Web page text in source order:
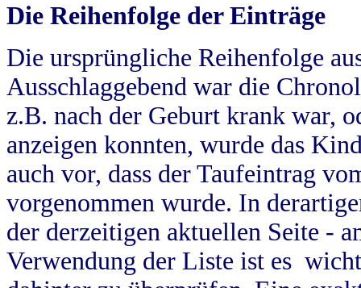
Die Reihenfolge der Einträge
Die ursprüngliche Reihenfolge
Ausschlaggebend war die
z.B. nach der Geburt krank war,
anzeigen konnten, wurde das
auch vor, dass der Taufeintrag
vorgenommen wurde. In
der derzeitigen aktuellen Seite -
Verwendung der Liste ist es